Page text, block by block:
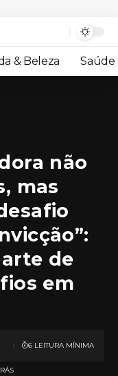
& Beleza Saúde
não
mas
arte de
em
6 LEITURA MÍNIMA